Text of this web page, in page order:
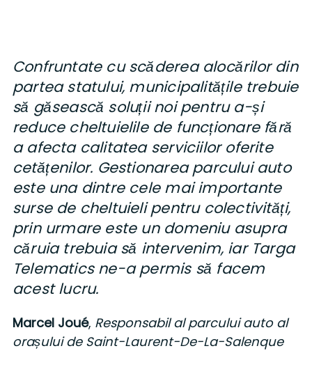
Confruntate cu scăderea alocărilor din
partea statului, municipalitățile trebuie
să găsească soluții noi pentru a-și
reduce cheltuielile de funcționare fără
a afecta calitatea serviciilor oferite
cetățenilor. Gestionarea parcului auto
este una dintre cele mai importante
surse de cheltuieli pentru colectivități,
prin urmare este un domeniu asupra
căruia trebuia să intervenim, iar Targa
Telematics ne-a permis să facem
acest lucru.
Marcel Joué, Responsabil al parcului auto al
orașului de Saint-Laurent-De-La-Salenque